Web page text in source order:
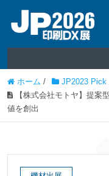
ホーム / JP2023 Pick
【株式会社モトヤ】提案
値を創出